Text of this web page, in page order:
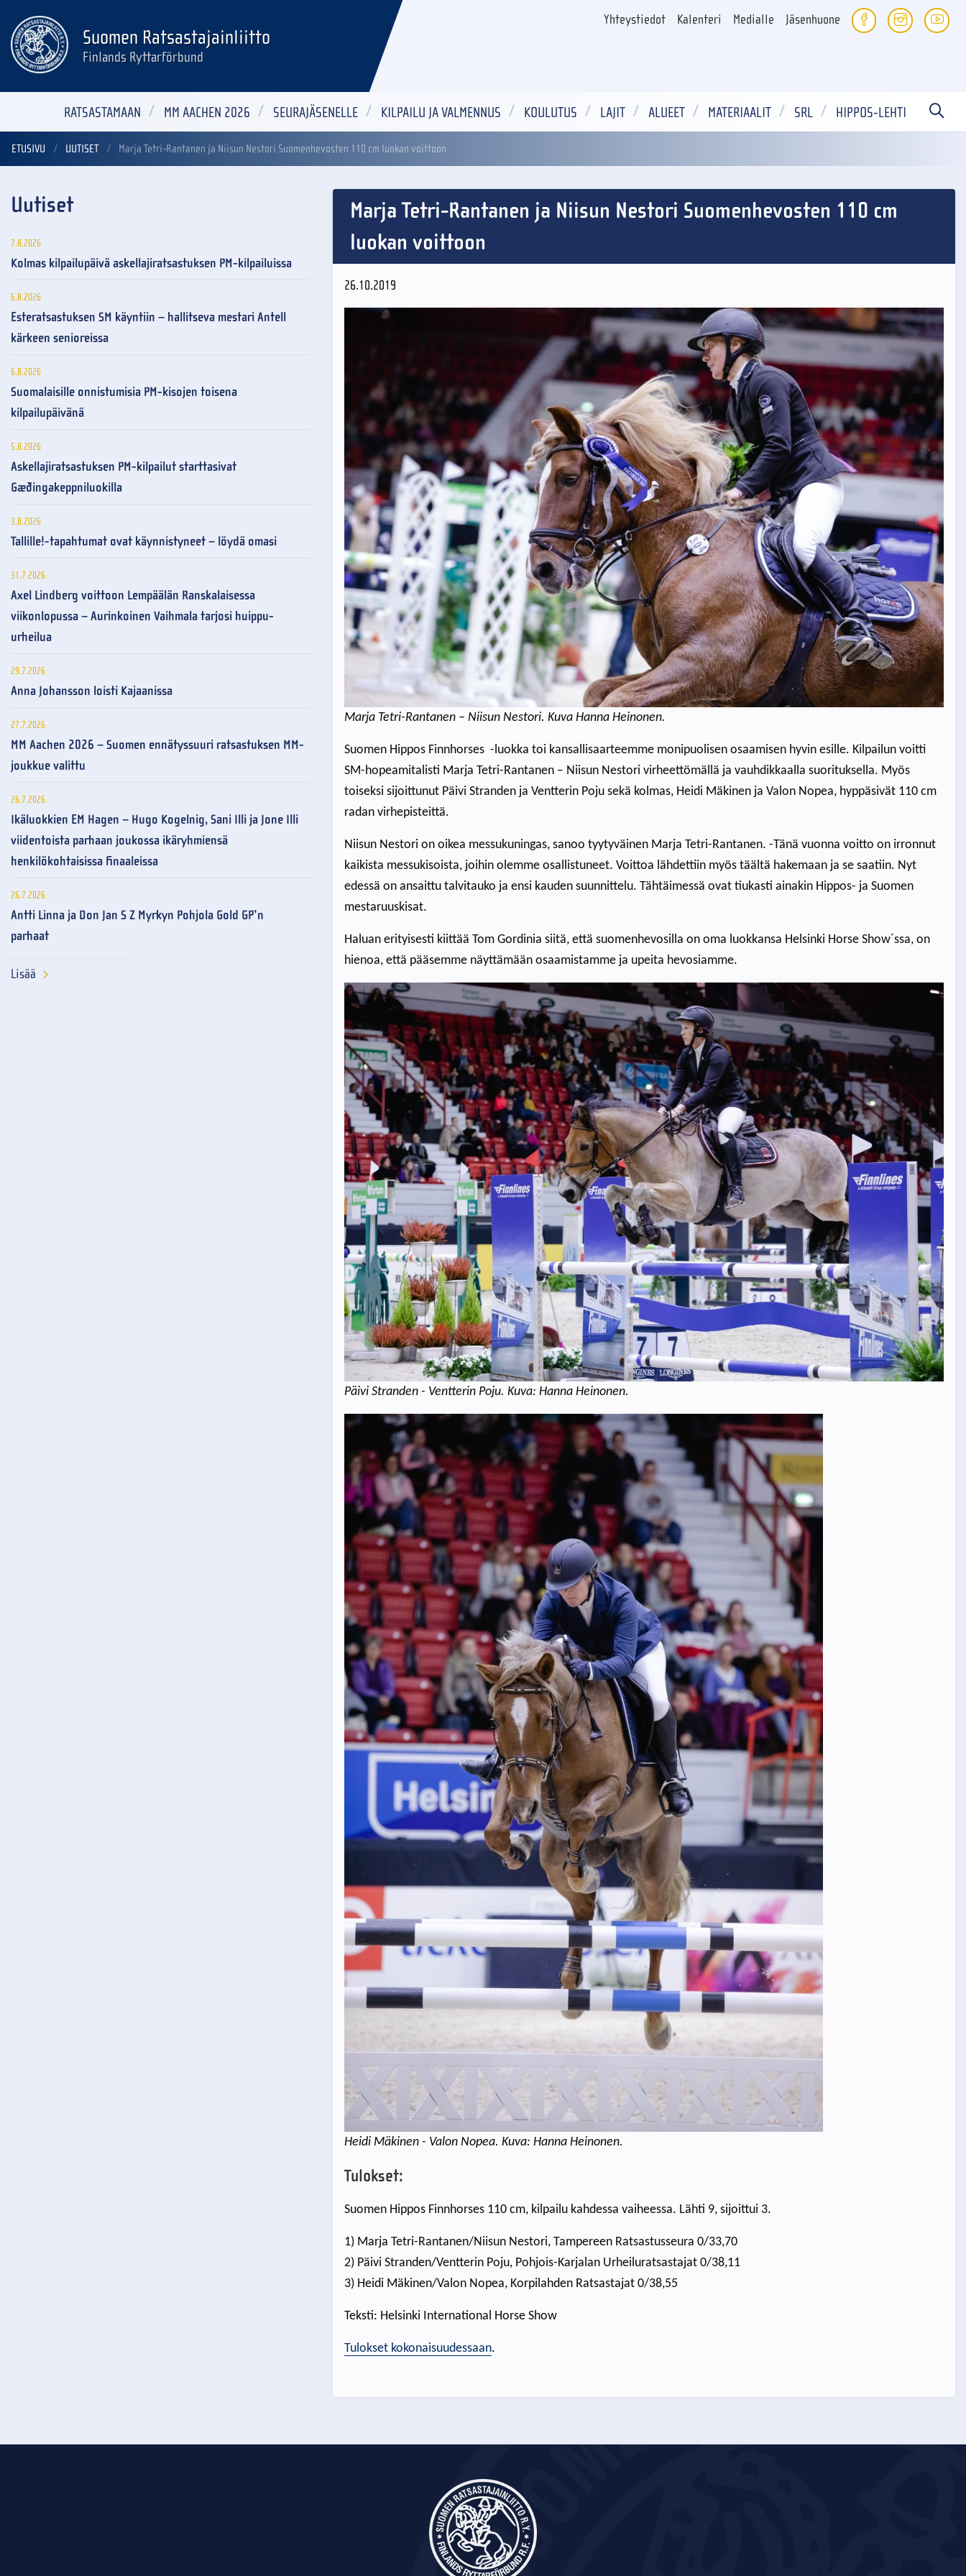
Yhteystiedot Kalenteri Medialle Jäsenhuone
Suomen Ratsastajainliitto
Finlands Ryttarförbund
RATSASTAMAAN MM AACHEN 2026 SEURAJÄSENELLE KILPAILU JA VALMENNUS KOULUTUS LAJIT ALUEET MATERIAALIT SRL HIPPOS-LEHTI
ETUSIVU UUTISET Marja Tetri-Rantanen ja Niisun Nestori Suomenhevosten 110 cm luokan voittoon
Marja Tetri-Rantanen ja Niisun Nestori Suomenhevosten 110 cm
luokan voittoon
26.10.2019
Marja Tetri-Rantanen – Niisun Nestori. Kuva Hanna Heinonen.
Suomen Hippos Finnhorses -luokka toi kansallisaarteemme monipuolisen osaamisen hyvin esille. Kilpailun voitti
SM-hopeamitalisti Marja Tetri-Rantanen – Niisun Nestori virheettömällä ja vauhdikkaalla suorituksella. Myös
toiseksi sijoittunut Päivi Stranden ja Ventterin Poju sekä kolmas, Heidi Mäkinen ja Valon Nopea, hyppäsivät 110 cm
radan virhepisteittä.
Niisun Nestori on oikea messukuningas, sanoo tyytyväinen Marja Tetri-Rantanen. -Tänä vuonna voitto on irronnut
kaikista messukisoista, joihin olemme osallistuneet. Voittoa lähdettiin myös täältä hakemaan ja se saatiin. Nyt
edessä on ansaittu talvitauko ja ensi kauden suunnittelu. Tähtäimessä ovat tiukasti ainakin Hippos- ja Suomen
mestaruuskisat.
Haluan erityisesti kiittää Tom Gordinia siitä, että suomenhevosilla on oma luokkansa Helsinki Horse Show´ssa, on
hienoa, että pääsemme näyttämään osaamistamme ja upeita hevosiamme.
Päivi Stranden - Ventterin Poju. Kuva: Hanna Heinonen.
Heidi Mäkinen - Valon Nopea. Kuva: Hanna Heinonen.
Tulokset:
Suomen Hippos Finnhorses 110 cm, kilpailu kahdessa vaiheessa. Lähti 9, sijoittui 3.
1) Marja Tetri-Rantanen/Niisun Nestori, Tampereen Ratsastusseura 0/33,70
2) Päivi Stranden/Ventterin Poju, Pohjois-Karjalan Urheiluratsastajat 0/38,11
3) Heidi Mäkinen/Valon Nopea, Korpilahden Ratsastajat 0/38,55
Teksti: Helsinki International Horse Show
Tulokset kokonaisuudessaan.
Uutiset
7.8.2026
Kolmas kilpailupäivä askellajiratsastuksen PM-kilpailuissa
6.8.2026
Esteratsastuksen SM käyntiin – hallitseva mestari Antell
kärkeen senioreissa
6.8.2026
Suomalaisille onnistumisia PM-kisojen toisena
kilpailupäivänä
5.8.2026
Askellajiratsastuksen PM-kilpailut starttasivat
Gæðingakeppniluokilla
3.8.2026
Tallille!-tapahtumat ovat käynnistyneet – löydä omasi
31.7.2026
Axel Lindberg voittoon Lempäälän Ranskalaisessa
viikonlopussa – Aurinkoinen Vaihmala tarjosi huippu-
urheilua
29.7.2026
Anna Johansson loisti Kajaanissa
27.7.2026
MM Aachen 2026 – Suomen ennätyssuuri ratsastuksen MM-
joukkue valittu
26.7.2026
Ikäluokkien EM Hagen – Hugo Kogelnig, Sani Illi ja Jone Illi
viidentoista parhaan joukossa ikäryhmiensä
henkilökohtaisissa finaaleissa
26.7.2026
Antti Linna ja Don Jan S Z Myrkyn Pohjola Gold GP’n
parhaat
Lisää